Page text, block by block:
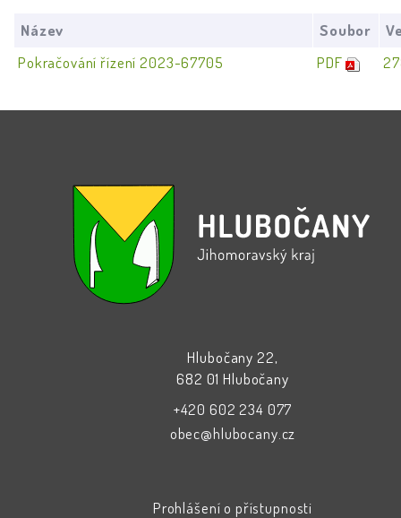
Název Soubor
Pokračování řízení 2023-67705
PDF
Hlubočany 22,
682 01 Hlubočany
+420 602 234 077
obec@hlubocany.cz
Prohlášení o přístupnosti